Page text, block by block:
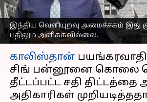
இந்திய வெளியுறவு அமைச்சகம் இது
பதிலும் அளிக்கவில்லை.
எழுதியவர் Sindhuja SM Nov 22, 2023
செய்தி முன்னோட்டம்
காலிஸ்தான்
சிங் பன்னூனை கொலை
தீட்டப்பட்ட சதி திட்டத்தை
அதிகாரிகள்